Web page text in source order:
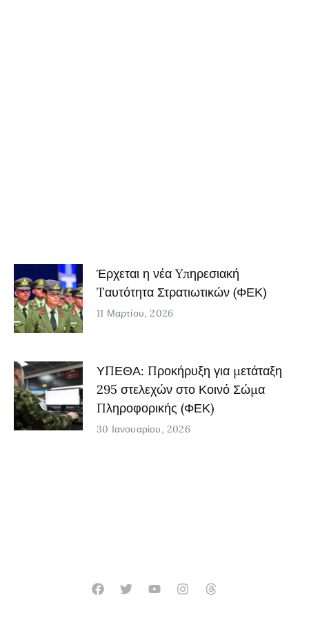
Έρχεται η νέα Yπηρεσιακή
Tαυτότητα Στρατιωτικών (ΦΕΚ)
11 Μαρτίου, 2026
ΥΠΕΘΑ: Προκήρυξη για μετάταξη
295 στελεχών στο Κοινό Σώμα
Πληροφορικής (ΦΕΚ)
30 Ιανουαρίου, 2026